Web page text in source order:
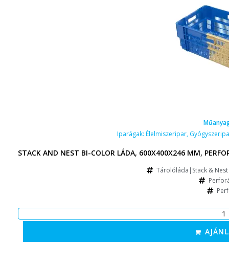
Iparágak: Élelmiszeripar,
STACK AND NEST BI-COLOR LÁDA, 600X400X246 MM,
Tárolóláda|Stack &